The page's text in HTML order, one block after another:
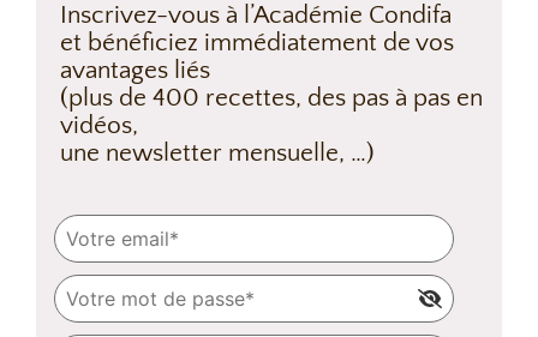
Inscrivez-vous à l’Académie Condifa
et bénéficiez immédiatement de vos
avantages liés
(plus de 400 recettes, des pas à pas en
vidéos,
une newsletter mensuelle, …)